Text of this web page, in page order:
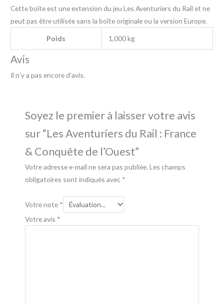
Cette boîte est une extension du jeu Les Aventuriers du Rail et ne
peut pas être utilisée sans la boîte originale ou la version Europe.
Poids 1,000 kg
Avis
Il n’y a pas encore d’avis.
Soyez le premier à laisser votre avis
sur “Les Aventuriers du Rail : France
& Conquête de l’Ouest”
Votre adresse e-mail ne sera pas publiée. Les champs
obligatoires sont indiqués avec *
Votre note *
Votre avis *